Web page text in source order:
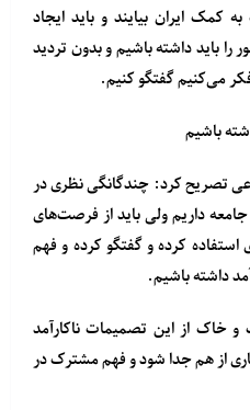
کمک ایران بیایند و باید ایجاد
باید داشته باشیم و بدون تردید
می‌کنیم گفتگو کنیم.
باشیم
تصریح کرد: چندگانگی نظری در
داریم ولی باید از فرصت‌های
کرده و گفتگو کرده و فهم
داشته باشیم.
خاک از این تصمیمات ناکارآمد
از هم جدا شود و فهم مشترک در